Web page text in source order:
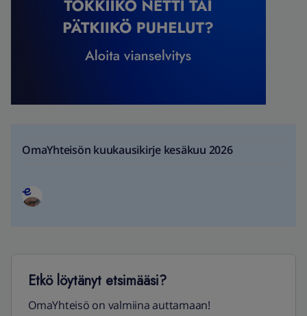
OmaYhteisön kuukausikirje kesäkuu 2026
Etkö löytänyt etsimääsi?
OmaYhteisö on valmiina auttamaan!